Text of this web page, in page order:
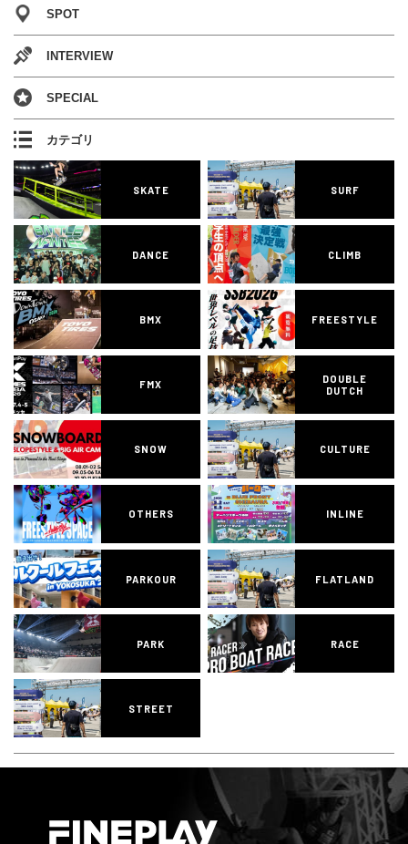
SPOT
INTERVIEW
SPECIAL
カテゴリ
SKATE SURF
DANCE CLIMB
BMX FREESTYLE
FMX
DOUBLE
DUTCH
SNOW CULTURE
OTHERS INLINE
PARKOUR FLATLAND
PARK RACE
STREET